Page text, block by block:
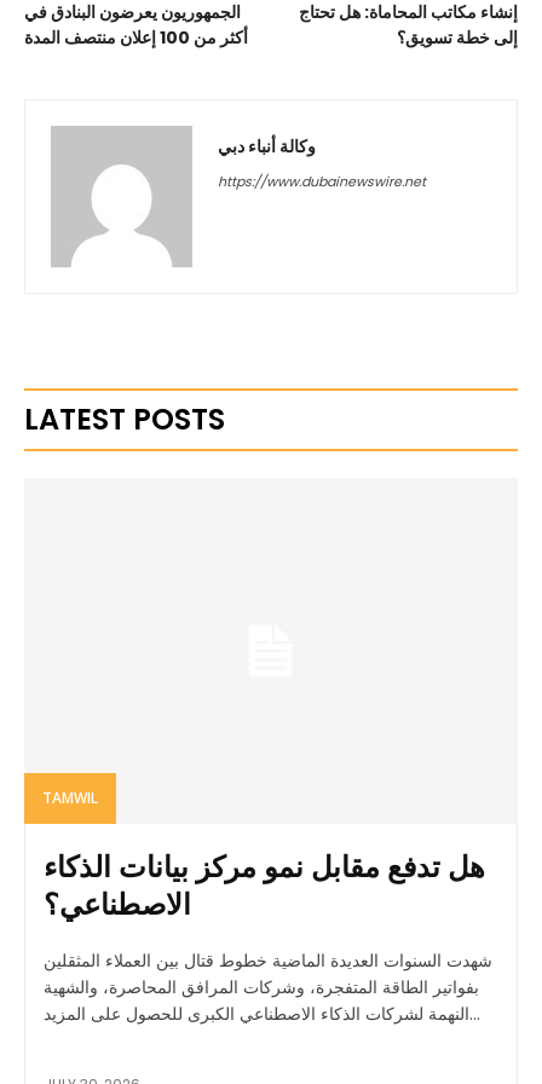
الجمهوريون يعرضون البنادق في
أكثر من 100 إعلان منتصف المدة
إنشاء مكاتب المحاماة: هل تحتاج
إلى خطة تسويق؟
وكالة أنباء دبي
https://www.dubainewswire.net
LATEST POSTS
TAMWIL
هل تدفع مقابل نمو مركز بيانات الذكاء
الاصطناعي؟
شهدت السنوات العديدة الماضية خطوط قتال بين العملاء المثقلين
بفواتير الطاقة المتفجرة، وشركات المرافق المحاصرة، والشهية
النهمة لشركات الذكاء الاصطناعي الكبرى للحصول على المزيد...